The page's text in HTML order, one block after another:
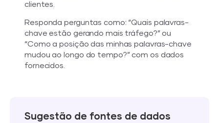
clientes.
Responda perguntas como: “Quais palavras-
chave estão gerando mais tráfego?” ou
“Como a posição das minhas palavras-chave
mudou ao longo do tempo?” com os dados
fornecidos.
Sugestão de fontes de dados